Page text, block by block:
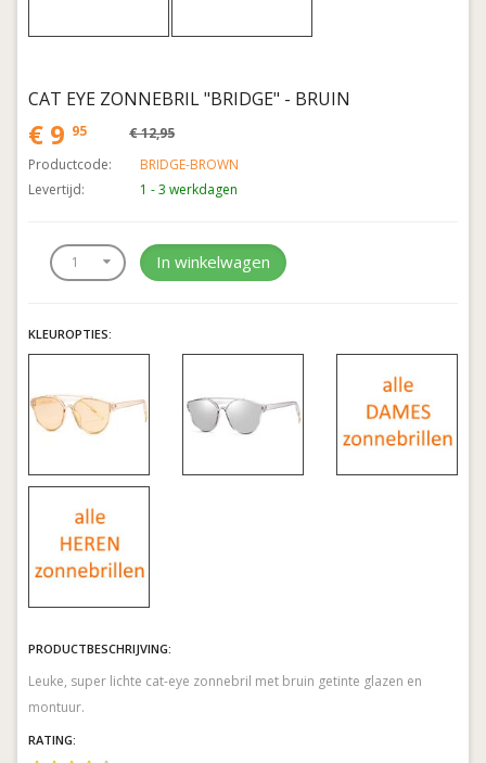
CAT EYE ZONNEBRIL "BRIDGE" - BRUIN
€ 9 95
€ 12,95
Productcode:
BRIDGE-BROWN
Levertijd:
1 - 3 werkdagen
In winkelwagen
KLEUROPTIES:
PRODUCTBESCHRIJVING:
Leuke, super lichte cat-eye zonnebril met bruin getinte glazen en
montuur.
RATING: